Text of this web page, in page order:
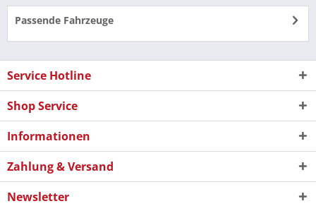
Passende Fahrzeuge
Service Hotline
Shop Service
Informationen
Zahlung & Versand
Newsletter